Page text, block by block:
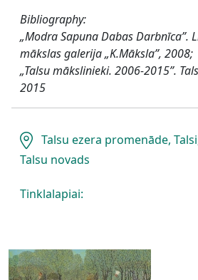
Bibliography:
„Modra Sapuna Dabas Darbnīca”.
mākslas galerija „K.Māksla”, 2008;
„Talsu mākslinieki. 2006-2015”.
2015
Talsu ezera promenāde,
Talsu novads
Tinklalapiai: